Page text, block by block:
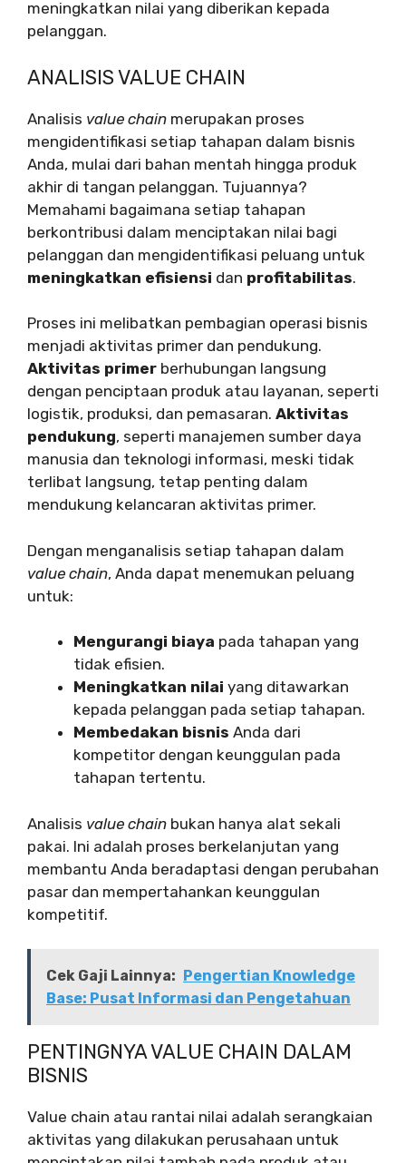
meningkatkan nilai yang diberikan kepada
pelanggan.
ANALISIS VALUE CHAIN
Analisis value chain merupakan proses
mengidentifikasi setiap tahapan dalam bisnis
Anda, mulai dari bahan mentah hingga produk
akhir di tangan pelanggan. Tujuannya?
Memahami bagaimana setiap tahapan
berkontribusi dalam menciptakan nilai bagi
pelanggan dan mengidentifikasi peluang untuk
meningkatkan efisiensi dan profitabilitas.
Proses ini melibatkan pembagian operasi bisnis
menjadi aktivitas primer dan pendukung.
Aktivitas primer berhubungan langsung
dengan penciptaan produk atau layanan, seperti
logistik, produksi, dan pemasaran. Aktivitas
pendukung, seperti manajemen sumber daya
manusia dan teknologi informasi, meski tidak
terlibat langsung, tetap penting dalam
mendukung kelancaran aktivitas primer.
Dengan menganalisis setiap tahapan dalam
value chain, Anda dapat menemukan peluang
untuk:
Mengurangi biaya pada tahapan yang
tidak efisien.
Meningkatkan nilai yang ditawarkan
kepada pelanggan pada setiap tahapan.
Membedakan bisnis Anda dari
kompetitor dengan keunggulan pada
tahapan tertentu.
Analisis value chain bukan hanya alat sekali
pakai. Ini adalah proses berkelanjutan yang
membantu Anda beradaptasi dengan perubahan
pasar dan mempertahankan keunggulan
kompetitif.
Cek Gaji Lainnya: Pengertian Knowledge
Base: Pusat Informasi dan Pengetahuan
PENTINGNYA VALUE CHAIN DALAM
BISNIS
Value chain atau rantai nilai adalah serangkaian
aktivitas yang dilakukan perusahaan untuk